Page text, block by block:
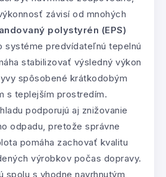
závisí od mnohých
polystyrén (EPS)
systéme predvídateľnú tepelnú
stabilizovať výsledný výkon
spôsobené krátkodobým
s teplejším prostredím.
podporujú aj znižovanie
odpadu, pretože správne
pomáha zachovať kvalitu
výrobkov počas dopravy.
spolu s vhodne navrhnutým